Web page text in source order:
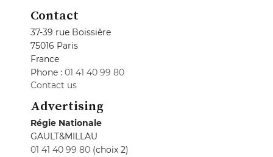
Contact
37-39 rue Boissière
75016 Paris
France
Phone : 01 41 40 99 80
Contact us
Advertising
Régie Nationale
GAULT&MILLAU
01 41 40 99 80 (choix 2)